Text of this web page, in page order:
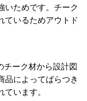
いためです。チーク
ているためアウトド
チーク材から設計図
品によってばらつき
います。